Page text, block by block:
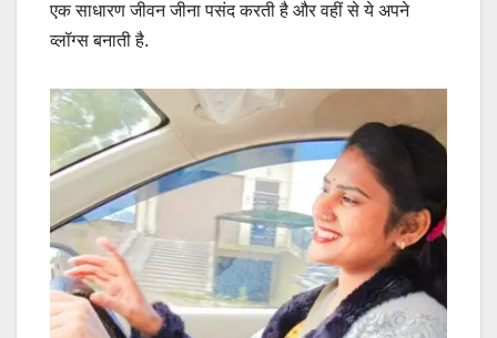
एक साधारण जीवन जीना पसंद करती है और वहीं से ये अपने
व्लॉग्स बनाती है.